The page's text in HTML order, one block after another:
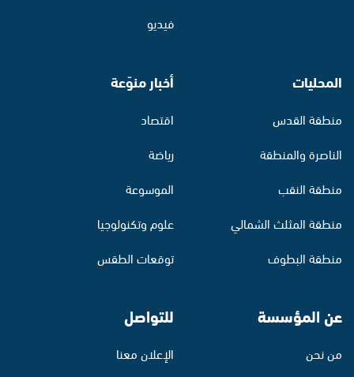
فيديو
المحليات
منطقة القدس
الناصرة والمنطقة
منطقة النقب
منطقة المثلث الشمالي
منطقة البطوف
أخبار منوّعة
اقتصاد
رياضة
الموسوعة
علوم وتكنولوجيا
توقعات الطقس
عن المؤسسة
من نحن
للتواصل
الإعلان معنا